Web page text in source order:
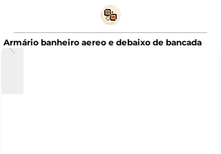
Armário banheiro aereo e debaixo de bancada